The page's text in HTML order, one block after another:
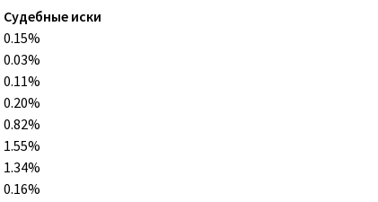
Судебные иски
0.15%
0.03%
0.11%
0.20%
0.82%
1.55%
1.34%
0.16%